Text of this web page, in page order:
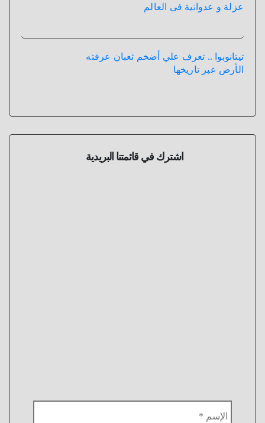
عزلة و عدوانية فى العالم
تيتانوبوا .. تعرف علي أضخم ثعبان عرفته
الأرض عبر تاريخها
اشترك في قائمتنا البريدية